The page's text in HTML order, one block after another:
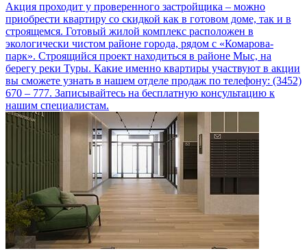
Акция проходит у проверенного застройщика – можно
приобрести квартиру со скидкой как в готовом доме, так и в
строящемся. Готовый жилой комплекс расположен в
экологически чистом районе города, рядом с «Комарова-
парк». Строящийся проект находиться в районе Мыс, на
берегу реки Туры. Какие именно квартиры участвуют в акции
вы сможете узнать в нашем отделе продаж по телефону: (3452)
670 – 777. Записывайтесь на бесплатную консультацию к
нашим специалистам.